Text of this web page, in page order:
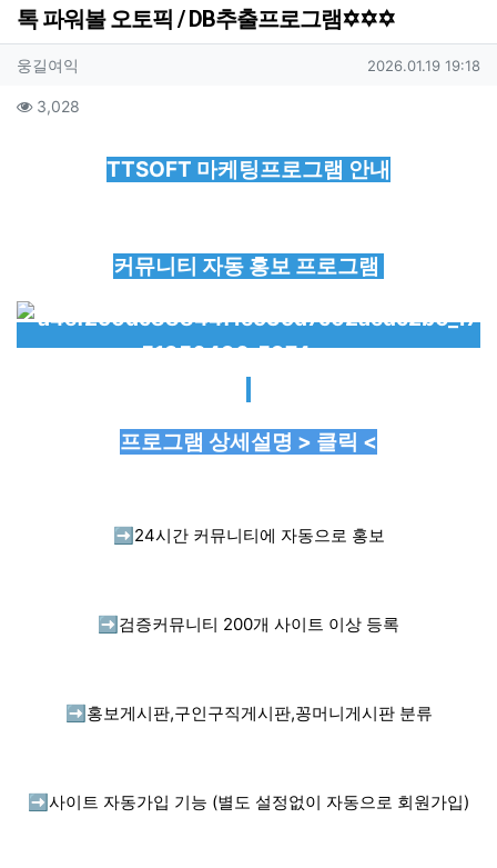
톡 파워볼 오토픽 / DB추출프로그램✡️✡️✡️
작성자 정보
웅길여익 작성일
2026.01.19 19:18
컨텐츠 정보
3,028
TTSOFT 마케팅프로그램 안내
커뮤니티 자동 홍보 프로그램
프로그램 상세설명 > 클릭 <
➡️ 24시간 커뮤니티에 자동으로 홍보
➡️ 검증커뮤니티 200개 사이트 이상 등록
➡️ 홍보게시판,구인구직게시판,꽁머니게시판 분류
➡️ 사이트 자동가입 기능 (별도 설정없이 자동으로 회원가입)